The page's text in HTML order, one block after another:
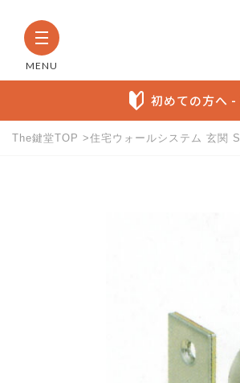
MENU
初めての方へ -
The鍵堂TOP 住宅ウォールシステム 玄関